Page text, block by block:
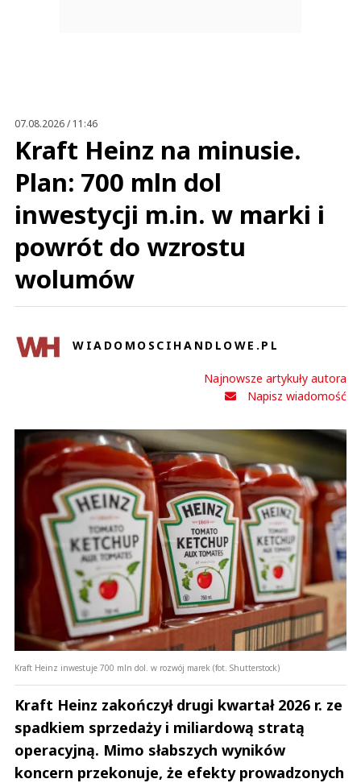
07.08.2026 / 11:46
Kraft Heinz na minusie.
Plan: 700 mln dol
inwestycji m.in. w marki i
powrót do wzrostu
wolumów
WIADOMOSCIHANDLOWE.PL
Najnowsze artykuły autora
Napisz wiadomość
Kraft Heinz inwestuje 700 mln dol. w rozwój marek (fot. Shutterstock)
Kraft Heinz zakończył drugi kwartał 2026 r. ze
spadkiem sprzedaży i miliardową stratą
operacyjną. Mimo słabszych wyników
koncern przekonuje, że efekty prowadzonych